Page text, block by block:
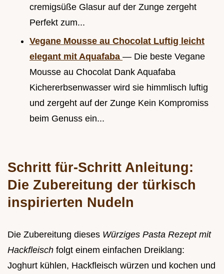
cremigsüße Glasur auf der Zunge zergeht
Perfekt zum...
Vegane Mousse au Chocolat Luftig leicht
elegant mit Aquafaba — Die beste Vegane
Mousse au Chocolat Dank Aquafaba
Kichererbsenwasser wird sie himmlisch luftig
und zergeht auf der Zunge Kein Kompromiss
beim Genuss ein...
Schritt für-Schritt Anleitung:
Die Zubereitung der türkisch
inspirierten Nudeln
Die Zubereitung dieses Würziges Pasta Rezept mit
Hackfleisch folgt einem einfachen Dreiklang:
Joghurt kühlen, Hackfleisch würzen und kochen und